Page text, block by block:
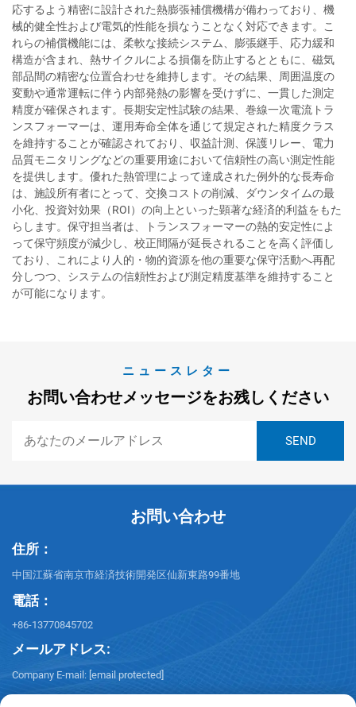
応するよう精密に設計された熱膨張補償機構が備わっており、機
械的健全性および電気的性能を損なうことなく対応できます。こ
れらの補償機能には、柔軟な接続システム、膨張継手、応力緩和
構造が含まれ、熱サイクルによる損傷を防止するとともに、磁気
部品間の精密な位置合わせを維持します。その結果、周囲温度の
変動や通常運転に伴う内部発熱の影響を受けずに、一貫した測定
精度が確保されます。長期安定性試験の結果、巻線一次電流トラ
ンスフォーマーは、運用寿命全体を通じて規定された精度クラス
を維持することが確認されており、収益計測、保護リレー、電力
品質モニタリングなどの重要用途において信頼性の高い測定性能
を提供します。優れた熱管理によって達成された例外的な長寿命
は、施設所有者にとって、交換コストの削減、ダウンタイムの最
小化、投資対効果（ROI）の向上といった顕著な経済的利益をもた
らします。保守担当者は、トランスフォーマーの熱的安定性によ
って保守頻度が減少し、校正間隔が延長されることを高く評価し
ており、これにより人的・物的資源を他の重要な保守活動へ再配
分しつつ、システムの信頼性および測定精度基準を維持すること
が可能になります。
ニュースレター
お問い合わせメッセージをお残しください
お問い合わせ
住所：
中国江蘇省南京市経済技術開発区仙新東路99番地
電話：
+86-13770845702
メールアドレス:
Company E-mail: [email protected]